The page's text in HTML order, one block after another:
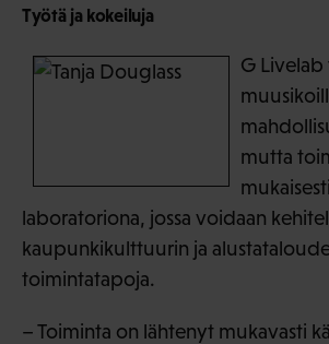
Työtä ja kokeiluja
G Livelab
mutta
laboratoriona, jossa voidaan
kaupunkikulttuurin ja
toimintatapoja.
– Toiminta on lähtenyt mukavasti